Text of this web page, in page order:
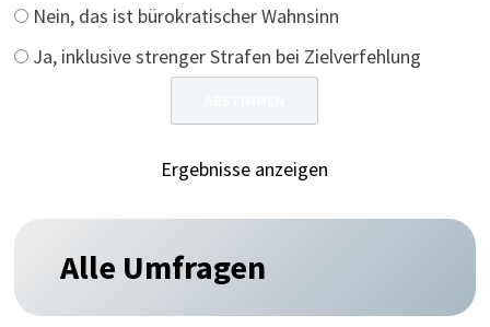
Nein, das ist bürokratischer Wahnsinn
Ja, inklusive strenger Strafen bei Zielverfehlung
Ergebnisse anzeigen
Alle Umfragen